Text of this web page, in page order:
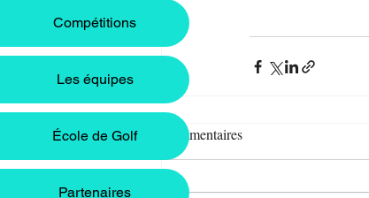
Compétitions
Les équipes
École de Golf
Partenaires
Commentaires